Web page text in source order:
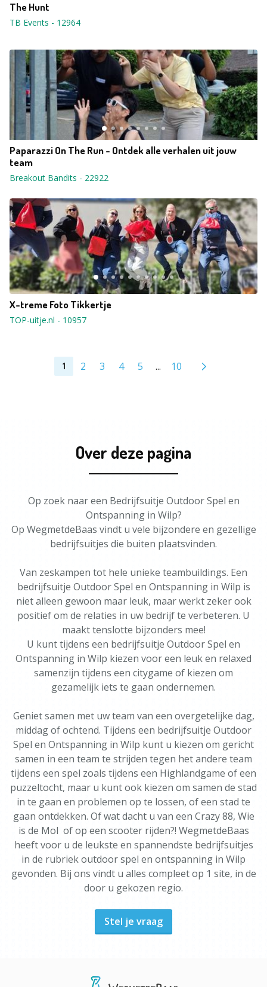
The Hunt
TB Events - 12964
Paparazzi On The Run - Ontdek alle verhalen uit jouw
team
Breakout Bandits - 22922
X-treme Foto Tikkertje
TOP-uitje.nl - 10957
1 2 3 4 5 ... 10
Over deze pagina
Op zoek naar een Bedrijfsuitje Outdoor Spel en
Ontspanning in Wilp?
Op WegmetdeBaas vindt u vele bijzondere en gezellige
bedrijfsuitjes die buiten plaatsvinden.
Van zeskampen tot hele unieke teambuildings. Een
bedrijfsuitje Outdoor Spel en Ontspanning in Wilp is
niet alleen gewoon maar leuk, maar werkt zeker ook
positief om de relaties in uw bedrijf te verbeteren. U
maakt tenslotte bijzonders mee!
U kunt tijdens een bedrijfsuitje Outdoor Spel en
Ontspanning in Wilp kiezen voor een leuk en relaxed
samenzijn tijdens een citygame of kiezen om
gezamelijk iets te gaan ondernemen.
Geniet samen met uw team van een overgetelijke dag,
middag of ochtend. Tijdens een bedrijfsuitje Outdoor
Spel en Ontspanning in Wilp kunt u kiezen om gericht
samen in een team te strijden tegen het andere team
tijdens een spel zoals tijdens een Highlandgame of een
puzzeltocht, maar u kunt ook kiezen om samen de stad
in te gaan en problemen op te lossen, of een stad te
gaan ontdekken. Of wat dacht u van een Crazy 88, Wie
is de Mol of op een scooter rijden?! WegmetdeBaas
heeft voor u de leukste en spannendste bedrijfsuitjes
in de rubriek outdoor spel en ontspanning in Wilp
gevonden. Bij ons vindt u alles compleet op 1 site, in de
door u gekozen regio.
Stel je vraag